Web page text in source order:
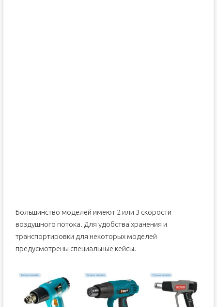
Большинство моделей имеют 2 или 3 скорости
воздушного потока. Для удобства хранения и
транспортировки для некоторых моделей
предусмотрены специальные кейсы.